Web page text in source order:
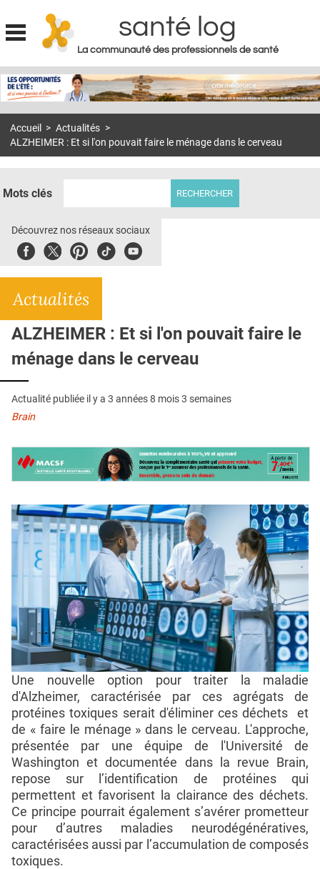
Jump to navigation
santé log
La communauté des professionnels de santé
MON COMPTE
S'ABONNER À LA REVUE SOIN À DOMICILE
DOSSIERS
E-REVUE SAD
L'APP
QUI SOMMES-NOUS ?
PUBLICITÉ
CONDITIONS GÉNÉRALES
CONTACT
Accueil > Actualités >
ALZHEIMER : Et si l'on pouvait faire le ménage dans le cerveau
Mots clés
Découvrez nos réseaux sociaux
FacebookTwitterPinterest
TiktokYoubute
Actualités
ALZHEIMER : Et si l'on pouvait faire le
ménage dans le cerveau
Actualité publiée il y a 3 années 8 mois 3 semaines
Brain
Une nouvelle option pour traiter la maladie
d'Alzheimer, caractérisée par ces agrégats de
protéines toxiques serait d'éliminer ces déchets et
de « faire le ménage » dans le cerveau. L'approche,
présentée par une équipe de l'Université de
Washington et documentée dans la revue Brain,
repose sur l’identification de protéines qui
permettent et favorisent la clairance des déchets.
Ce principe pourrait également s’avérer prometteur
pour d’autres maladies neurodégénératives,
caractérisées aussi par l’accumulation de composés
toxiques.